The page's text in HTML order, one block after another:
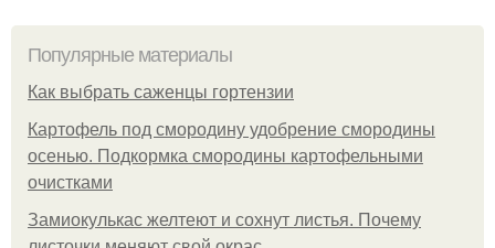
Популярные материалы
Как выбрать саженцы гортензии
Картофель под смородину удобрение смородины
осенью. Подкормка смородины картофельными
очистками
Замиокулькас желтеют и сохнут листья. Почему